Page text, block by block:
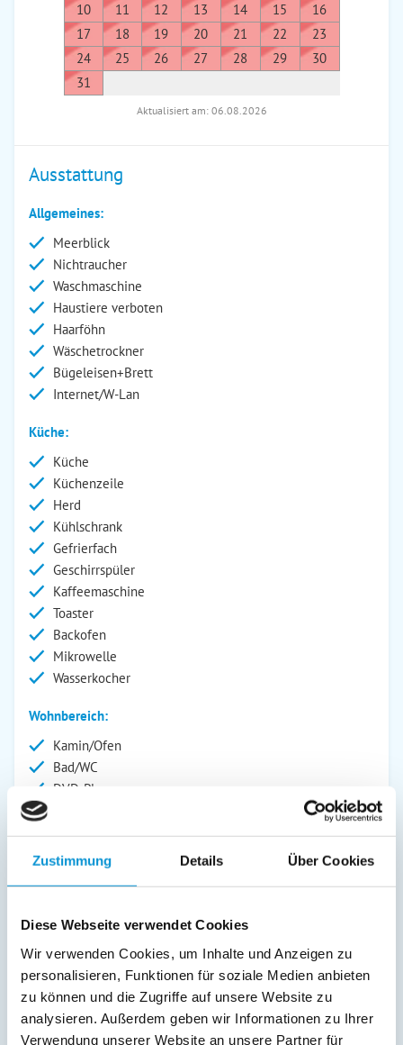
Zustimmung Details Über Cookies
Diese Webseite verwendet Cookies
Wir verwenden Cookies, um Inhalte und Anzeigen zu
personalisieren, Funktionen für soziale Medien anbieten
zu können und die Zugriffe auf unsere Website zu
analysieren. Außerdem geben wir Informationen zu Ihrer
Verwendung unserer Website an unsere Partner für
10
11 12 13 14 15
16
17
18 19 20 21 22
23
24
25 26 27 28 29
30
31
Aktualisiert am: 06.08.2026
Ausstattung
Allgemeines:
Meerblick
Nichtraucher
Waschmaschine
Haustiere verboten
Haarföhn
Wäschetrockner
Bügeleisen+Brett
Internet/W-Lan
Küche:
Küche
Küchenzeile
Herd
Kühlschrank
Gefrierfach
Geschirrspüler
Kaffeemaschine
Toaster
Backofen
Mikrowelle
Wasserkocher
Wohnbereich:
Kamin/Ofen
Bad/WC
DVD-Player
Fernseher
Kinderhochstuhl
Carport
Grill
Gartenstühle
Parkplatz